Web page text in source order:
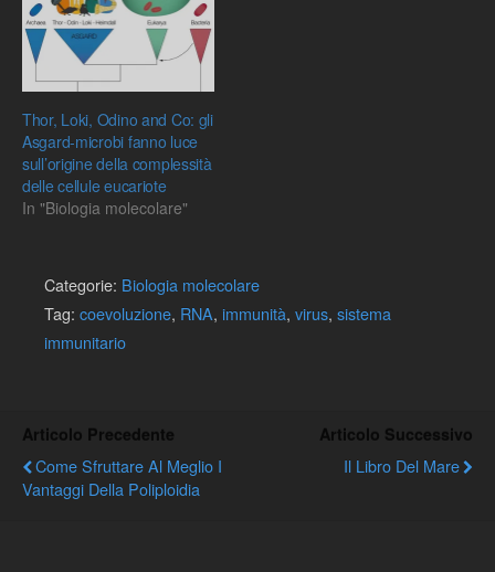
Thor, Loki, Odino and Co: gli
Asgard-microbi fanno luce
sull’origine della complessità
delle cellule eucariote
In "Biologia molecolare"
Categorie: Biologia molecolare
Tag: coevoluzione, RNA, immunità, virus, sistema
immunitario
Articolo Precedente
Come Sfruttare Al Meglio I
Vantaggi Della Poliploidia
Articolo Successivo
Il Libro Del Mare